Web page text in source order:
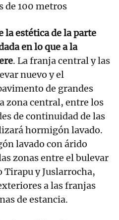
de 100 metros
la estética de la parte
en lo que a la
. La franja central y las
nuevo y el
de grandes
zona central, entre los
de continuidad de las
hormigón lavado.
lavado con árido
zonas entre el bulevar
Tirapu y Juslarrocha,
a las franjas
de estancia.